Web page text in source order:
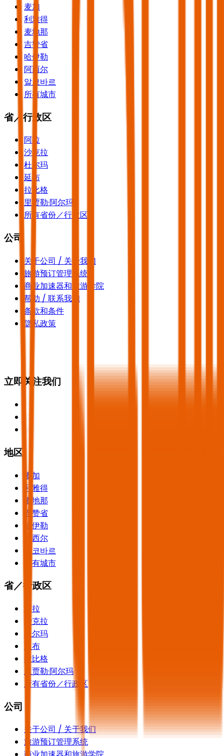
麦加
利雅得
麦地那
吉赞省
哈伊勒
阿西尔
알코바르
所有城市
省／行政区
阿拉
沙克拉
杜尔玛
延布
拉比格
里贾勒·阿尔玛
所有省份／行政区
公司
关于公司 / 关于我们
旅游预订管理系统
商业加速器和旅游学院
帮助 / 联系我们
条款和条件
隐私政策
立即关注我们
地区
麦加
利雅得
麦地那
吉赞省
哈伊勒
阿西尔
알코바르
所有城市
省／行政区
阿拉
沙克拉
杜尔玛
延布
拉比格
里贾勒·阿尔玛
所有省份／行政区
公司
关于公司 / 关于我们
旅游预订管理系统